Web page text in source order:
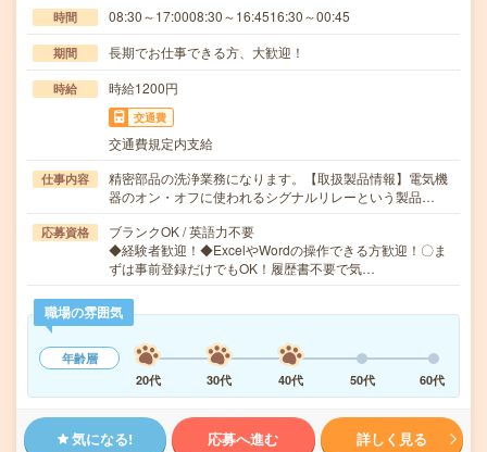
時間 08:30～17:0008:30～16:4516:30～00:45
期間 長期でお仕事できる方、大歓迎！
時給 時給1200円
交通費
交通費規定内支給
仕事内容
精密部品の洗浄業務になります。【取扱製品情報】電気機
器のオン・オフに使われるシグナルリレーという製品…
応募資格
ブランクOK / 英語力不要
◆経験者歓迎！◆ExcelやWordの操作できる方歓迎！〇ま
ずは事前登録だけでもOK！履歴書不要で気…
職場の雰囲気
年齢層
20代
30代 40代 50代 60代
気になる! 応募へ進む 詳しく見る